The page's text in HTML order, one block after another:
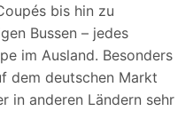
bis hin zu
Bussen – jedes
im Ausland. Besonders
dem deutschen Markt
in anderen Ländern sehr